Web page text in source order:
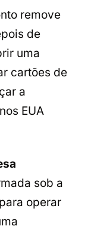
remove
de
uma
cartões de
a
EUA
sob a
operar